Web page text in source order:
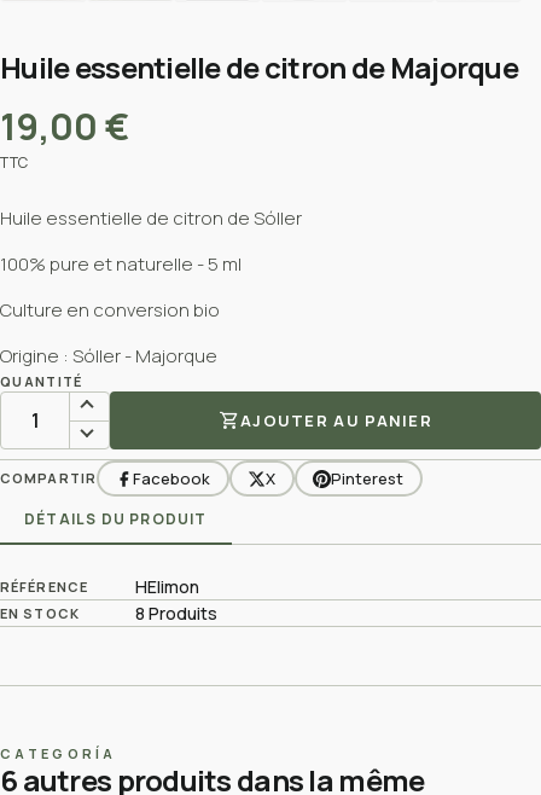
Huile essentielle de citron de Majorque
19,00 €
TTC
Huile essentielle de citron de Sóller
100% pure et naturelle - 5 ml
Culture en conversion bio
Origine : Sóller - Majorque
QUANTITÉ
shopping_cartAJOUTER AU PANIER
COMPARTIR Facebook X Pinterest
DÉTAILS DU PRODUIT
RÉFÉRENCE HElimon
EN STOCK 8 Produits
CATEGORÍA
6 autres produits dans la même